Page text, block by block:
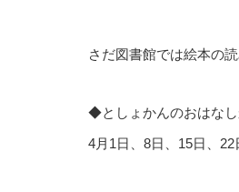
さだ図書館では絵本の
◆としょかんのおはな
4月1日、8日、15日、22